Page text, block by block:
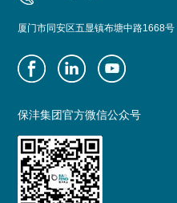
厦门市同安区五显镇布塘中路1668号
保沣集团官方微信公众号